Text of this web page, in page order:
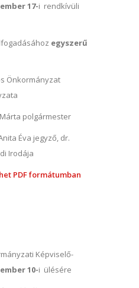
17-i rendkívüli
egyszerű
Önkormányzat
polgármester
Éva jegyző, dr.
Irodája
PDF formátumban
Képviselő-
10-i ülésére